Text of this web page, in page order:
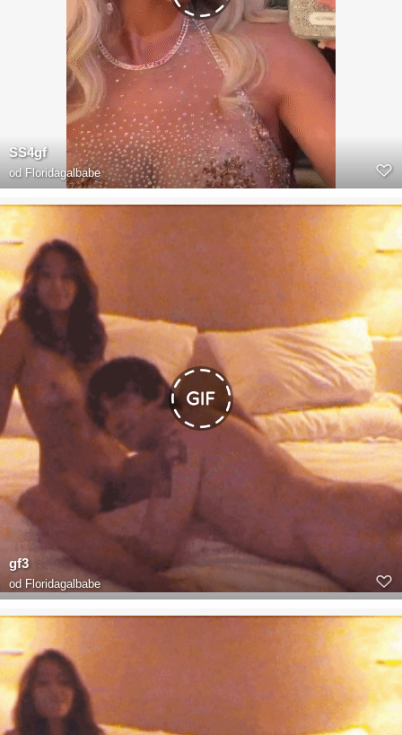
SS4gf
od Floridagalbabe
gf3
od Floridagalbabe